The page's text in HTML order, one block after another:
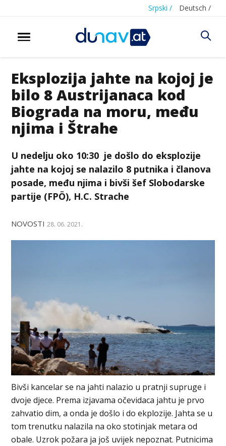
Srpski / Deutsch /
Eksplozija jahte na kojoj je
bilo 8 Austrijanaca kod
Biograda na moru, među
njima i Štrahe
U nedelju oko 10:30 je došlo do eksplozije
jahte na kojoj se nalazilo 8 putnika i članova
posade, među njima i bivši šef Slobodarske
partije (FPÖ), H.C. Strache
NOVOSTI 28. 06. 2021.
Bivši kancelar se na jahti nalazio u pratnji supruge i
dvoje djece. Prema izjavama očevidaca jahtu je prvo
zahvatio dim, a onda je došlo i do ekplozije. Jahta se u
tom trenutku nalazila na oko stotinjak metara od
obale. Uzrok požara ja još uvijek nepoznat. Putnicima